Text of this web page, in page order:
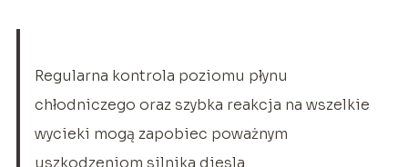
Regularna kontrola poziomu płynu
chłodniczego oraz szybka reakcja na wszelkie
wycieki mogą zapobiec poważnym
uszkodzeniom silnika diesla.